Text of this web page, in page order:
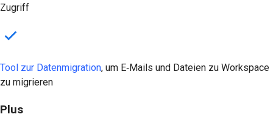
Zugriff
Tool zur Datenmigration, um E‑Mails und Dateien zu Workspace
zu migrieren
Plus